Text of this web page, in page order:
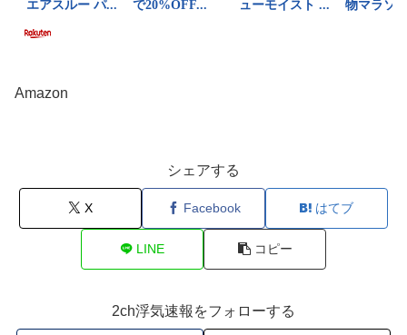
Amazon
シェアする
X Facebook はてブ
LINE コピー
2ch浮気速報をフォローする